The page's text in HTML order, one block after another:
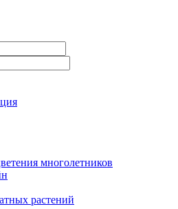
многолетников
растений